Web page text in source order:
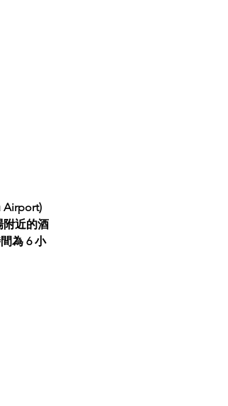
Airport)
附近的酒
為 6 小